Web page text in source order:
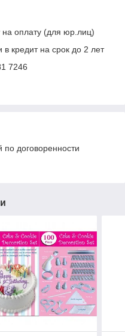
на оплату (для юр.лиц)
в кредит на срок до 2 лет
7246
по договоренности